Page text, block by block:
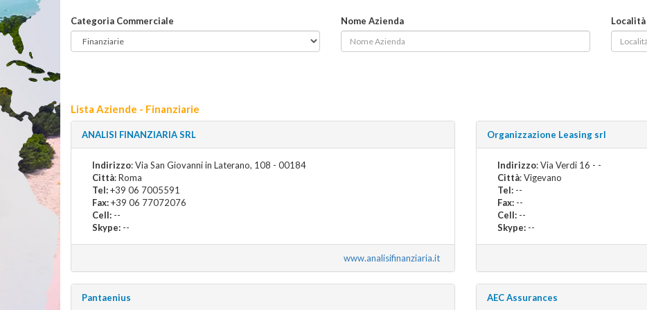
Categoria Commerciale Nome Azienda Località
Lista Aziende - Finanziarie
ANALISI FINANZIARIA SRL
Indirizzo: Via San Giovanni in Laterano, 108 - 00184
Città: Roma
Tel:+39 06 7005591
Fax:+39 06 77072076
Cell: --
Skype: --
www.analisifinanziaria.it
Organizzazione Leasing srl
Indirizzo: Via Verdi 16 - -
Città: Vigevano
Tel: --
Fax: --
Cell: --
Skype: --
Pantaenius AEC Assurances